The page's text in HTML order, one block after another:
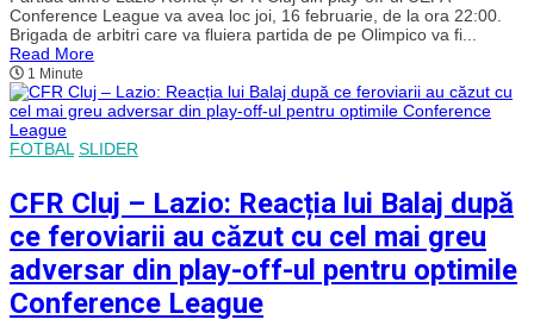
dubla
cu
brigadă
din
Anglia
afla
la
–
CFR
Cluj
Conference League va avea loc joi, 16 februarie, de la ora 22:00.
Brigada de arbitri care va fluiera partida de pe Olimpico va fi...
Read More
1 Minute
FOTBAL SLIDER
CFR Cluj – Lazio: Reacția lui Balaj după
ce feroviarii au căzut cu cel mai greu
adversar din play-off-ul pentru optimile
Conference League